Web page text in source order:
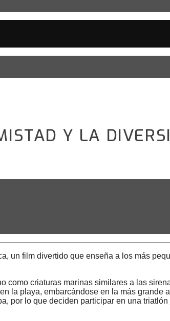
Y LA
un film divertido que enseña a los más
como criaturas marinas similares a las
la playa, embarcándose en la más
por lo que deciden participar en una